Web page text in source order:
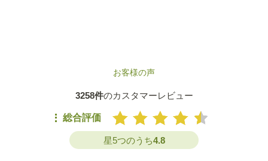
お客様の声
3258件のカスタマーレビュー
総合評価
星5つのうち4.8